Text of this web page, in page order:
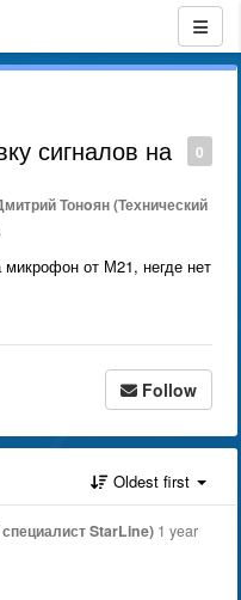
0
сигналов на
Тонoян (Технический
микрофон от М21, негде нет
Follow
Oldest first
StarLine) 1 year